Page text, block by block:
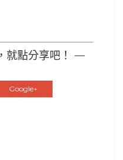
就點分享吧！ —
Google+